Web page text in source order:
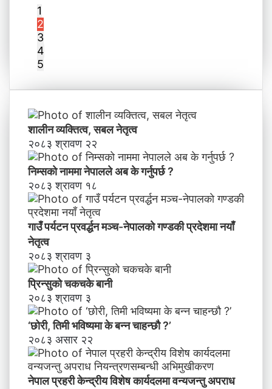
1
2
3
4
5
शालीन व्यक्तित्व, सबल नेतृत्व
२०८३ श्रावण २२
निम्सकाे नाममा नेपालले अब के गर्नुपर्छ ?
२०८३ श्रावण १८
गाउँ पर्यटन प्रवर्द्धन मञ्च-नेपालकाे गण्डकी प्रदेशमा नयाँ
नेतृत्व
२०८३ श्रावण ३
प्रिन्सुको चकचके बानी
२०८३ श्रावण ३
‘छोरी, तिमी भविष्यमा के बन्न चाहन्छौ ?’
२०८३ असार २२
नेपाल प्रहरी केन्द्रीय विशेष कार्यदलमा वन्यजन्तु अपराध